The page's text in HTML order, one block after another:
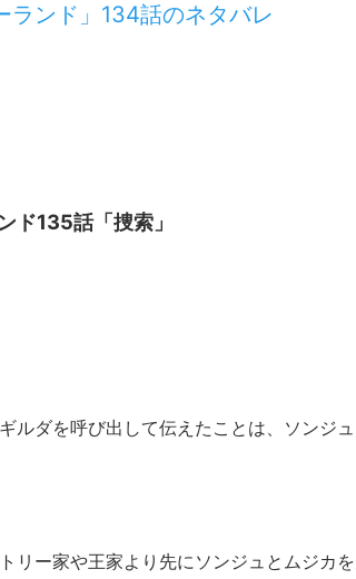
ランド」134話のネタバレ
ド135話「捜索」
ルダを呼び出して伝えたことは、ソンジ
リー家や王家より先にソンジュとムジカ